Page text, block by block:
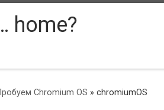
home?
Chromium OS » chromiumOS